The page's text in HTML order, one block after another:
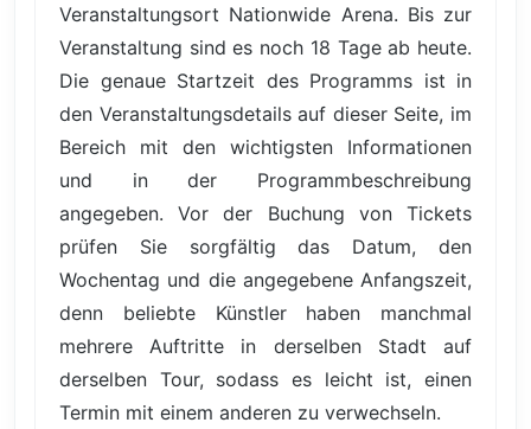
Veranstaltungsort Nationwide Arena. Bis zur
Veranstaltung sind es noch 18 Tage ab heute.
Die genaue Startzeit des Programms ist in
den Veranstaltungsdetails auf dieser Seite, im
Bereich mit den wichtigsten Informationen
und in der Programmbeschreibung
angegeben. Vor der Buchung von Tickets
prüfen Sie sorgfältig das Datum, den
Wochentag und die angegebene Anfangszeit,
denn beliebte Künstler haben manchmal
mehrere Auftritte in derselben Stadt auf
derselben Tour, sodass es leicht ist, einen
Termin mit einem anderen zu verwechseln.